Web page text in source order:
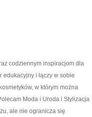
codziennym inspiracjom dla
i łączy w sobie
w którym można
Moda i Uroda i Stylizacja
ale nie ogranicza się